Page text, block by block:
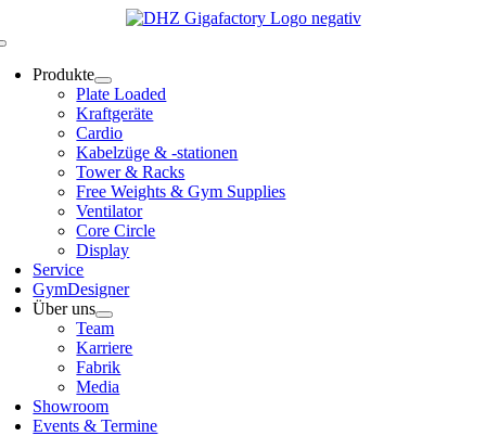
Produkte
Plate Loaded
Kraftgeräte
Cardio
Kabelzüge & -stationen
Tower & Racks
Free Weights & Gym Supplies
Ventilator
Core Circle
Display
Service
GymDesigner
Über uns
Team
Karriere
Fabrik
Media
Showroom
Events & Termine